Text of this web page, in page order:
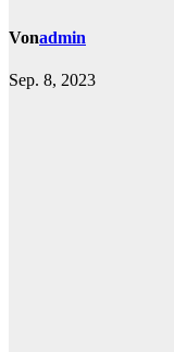
Vonadmin
Sep. 8, 2023